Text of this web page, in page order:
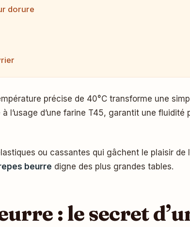
dorure
précise de 40°C transforme une
l’usage d’une farine T45, garantit une
ou cassantes qui gâchent le plaisir
beurre digne des plus grandes tables.
: le secret